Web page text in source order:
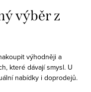
výběr z
výhodněji a
které dávají smysl. U
nabídky i doprodejů.